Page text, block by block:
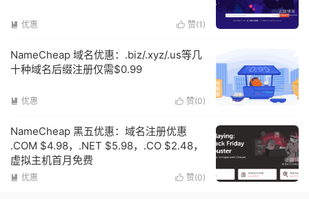
 赞(1 )
 优惠
NameCheap 域名优惠：.biz/.xyz/.us等几
十种域名后缀注册仅需$0.99
 赞(0)
 优惠
NameCheap 黑五优惠：域名注册优惠
.COM $4.98，.NET $5.98，.CO $2.48，
虚拟主机首月免费
 赞(0)
 优惠